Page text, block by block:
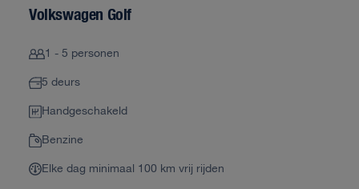
Volkswagen Golf
1 - 5 personen
5 deurs
Handgeschakeld
Benzine
Elke dag minimaal 100 km vrij rijden